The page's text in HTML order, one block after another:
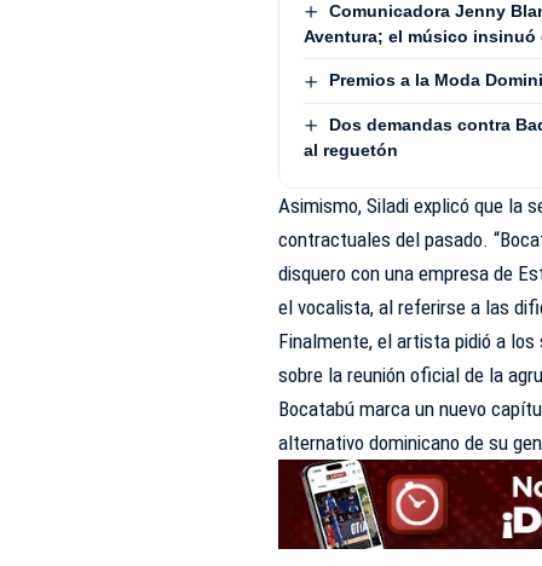
Comunicadora Jenny
Aventura; el músico insinuó
Premios a la Moda
Dos demandas contra
al reguetón
Asimismo, Siladi explicó que la
contractuales del pasado.
disquero con una empresa de
el vocalista, al referirse a las
Finalmente, el artista pidió a
sobre la reunión oficial de la
Bocatabú marca un nuevo
alternativo dominicano de su